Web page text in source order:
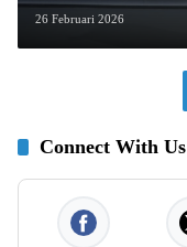
26 Februari 2026
Connect With Us